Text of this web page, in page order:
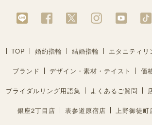
TOP 婚約指輪 結婚指輪 エタニティリ
ブランド デザイン・素材・テイスト 価
ブライダルリング用語集 よくあるご質問
銀座2丁目店 表参道原宿店 上野御徒町